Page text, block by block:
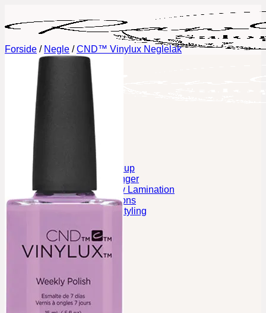
indhold
Book tid
Behandlinger
Permanent Makeup
Fineline tatoveringer
Lash Lift og Brow Lamination
Eyelash Extensions
Vipper og Bryn Styling
Galleri
Priser
Gavekort
Kontakt
Forside / Negle / CND™ Vinylux Neglelak